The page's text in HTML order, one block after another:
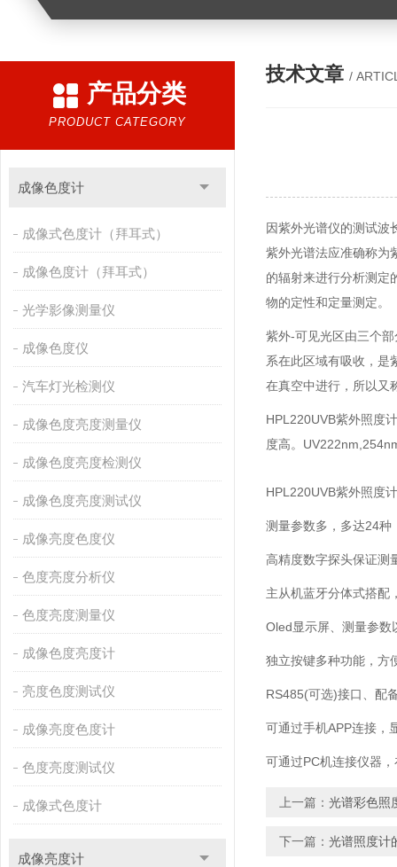
产品分类
PRODUCT CATEGORY
成像色度计
成像式色度计（拜耳式）
成像色度计（拜耳式）
光学影像测量仪
成像色度仪
汽车灯光检测仪
成像色度亮度测量仪
成像色度亮度检测仪
成像色度亮度测试仪
成像亮度色度仪
色度亮度分析仪
色度亮度测量仪
成像色度亮度计
亮度色度测试仪
成像亮度色度计
色度亮度测试仪
成像式色度计
成像亮度计
技术文章 /
因紫外光谱仪的测试
紫外光谱法应准确称为
的辐射来进行分析测定
物的定性和定量测定。
紫外-可见光区由三个
系在此区域有吸收，是
在真空中进行，所以又
HPL220UVB紫外照度
度高。
HPL220UVB紫外照度
测量参数多，多达24种
高精度数字探头保证测
主从机蓝牙分体式搭配
Oled显示屏、测量参数
独立按键多种功能，方
RS485(可选)接口、配
可通过手机APP连接，
可通过PC机连接仪器
上一篇： 光谱彩色照
下一篇： 光谱照度计